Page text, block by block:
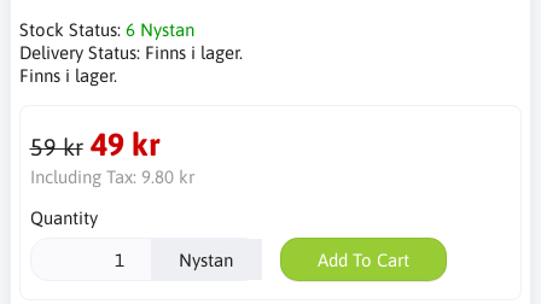
Stock Status: 6 Nystan
Delivery Status: Finns i lager.
Finns i lager.
59 kr 49 kr
Including Tax: 9.80 kr
Quantity
Nystan Add To Cart